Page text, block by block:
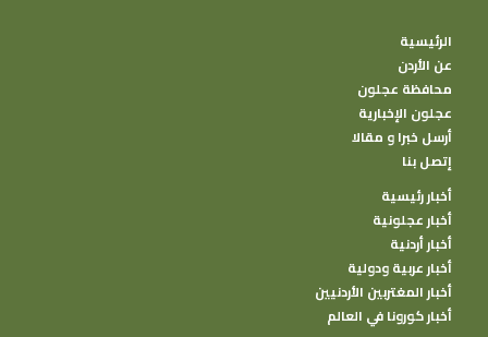
الرئيسية
عن الأردن
محافظة عجلون
عجلون الإخبارية
أرسل خبرا و مقالا
إتصل بنا
أخبار رئيسية
أخبار عجلونية
أخبار أردنية
أخبار عربية ودولية
أخبار المغتربين الأردنيين
أخبار كورونا في العالم